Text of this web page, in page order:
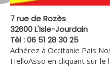
7 rue de Rozès
32600 L'Isle-Jourdain
Tèl : 06 51 28 30 25
Adhérez à Occitanie Pais
HelloAsso en cliquant sur le